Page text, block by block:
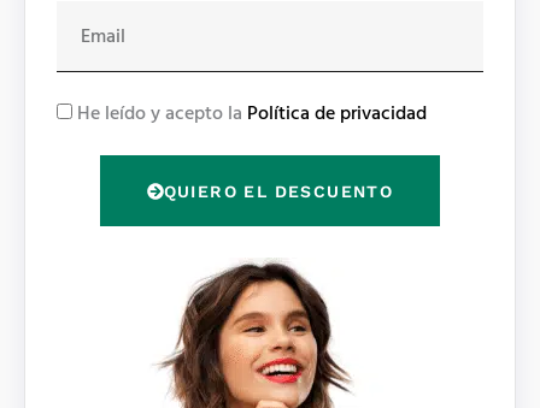
a
iR He leído y acepto la Política de privacidad
QUIERO EL DESCUENTO